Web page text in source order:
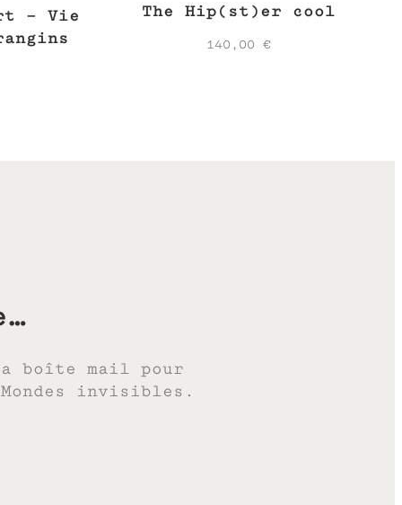
– Vie
The Hip(st)er cool
140,00 €
boîte mail pour
invisibles.